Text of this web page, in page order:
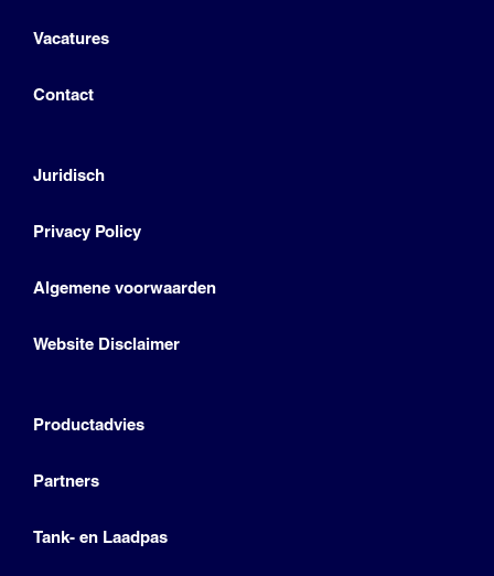
Vacatures
Contact
Juridisch
Privacy Policy
Algemene voorwaarden
Website Disclaimer
Productadvies
Partners
Tank- en Laadpas